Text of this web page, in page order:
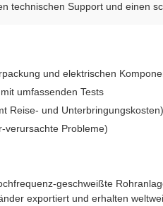
technischen Support und einen
und elektrischen
umfassenden Tests
Reise- und Unterbringungskosten)
verursachte Probleme)
geschweißte
exportiert und erhalten